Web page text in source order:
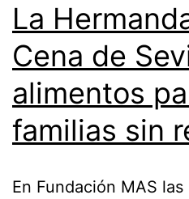
La
Cena de
alimentos
familias sin
En Fundación MAS